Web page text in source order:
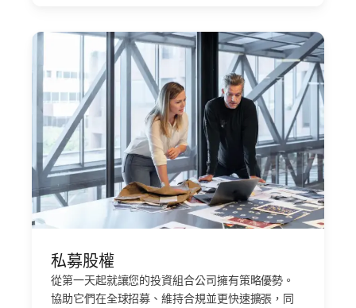
私募股權
從第一天起就讓您的投資組合公司擁有策略優勢。
協助它們在全球招募、維持合規並更快速擴張，同